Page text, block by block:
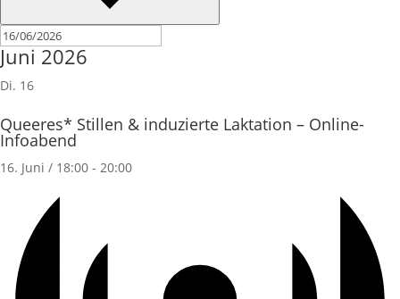
Juni 2026
Di. 16
Queeres* Stillen & induzierte Laktation – Online-
Infoabend
16. Juni / 18:00 - 20:00